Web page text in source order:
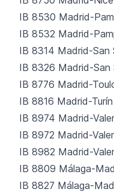
IB 8530 Madrid-
IB 8532 Madrid-
IB 8314 Madrid-San
IB 8326 Madrid-San
IB 8776 Madrid-
IB 8816 Madrid-
IB 8974 Madrid-
IB 8972 Madrid-
IB 8982 Madrid-
IB 8809 Málaga-
IB 8827 Málaga-